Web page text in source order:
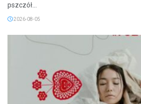
pszczół...
2026-08-05